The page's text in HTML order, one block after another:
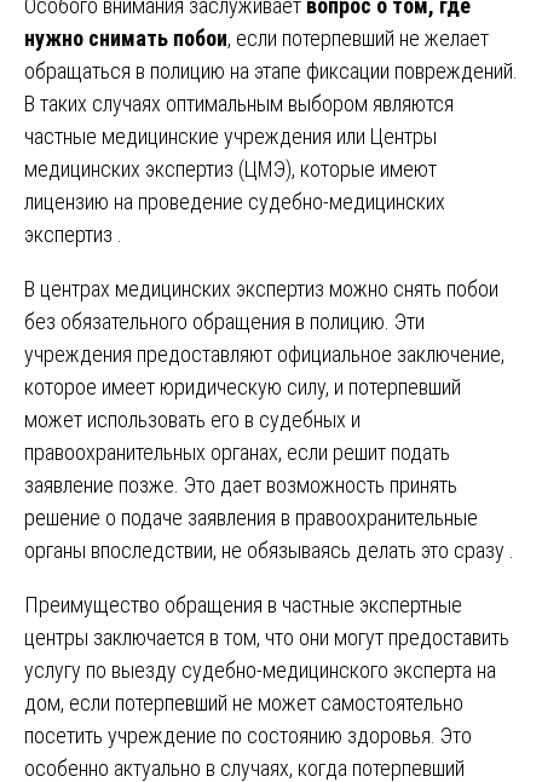
Особого внимания заслуживает вопрос о том, где
нужно снимать побои, если потерпевший не желает
обращаться в полицию на этапе фиксации повреждений.
В таких случаях оптимальным выбором являются
частные медицинские учреждения или Центры
медицинских экспертиз (ЦМЭ), которые имеют
лицензию на проведение судебно-медицинских
экспертиз .
В центрах медицинских экспертиз можно снять побои
без обязательного обращения в полицию. Эти
учреждения предоставляют официальное заключение,
которое имеет юридическую силу, и потерпевший
может использовать его в судебных и
правоохранительных органах, если решит подать
заявление позже. Это дает возможность принять
решение о подаче заявления в правоохранительные
органы впоследствии, не обязываясь делать это сразу .
Преимущество обращения в частные экспертные
центры заключается в том, что они могут предоставить
услугу по выезду судебно-медицинского эксперта на
дом, если потерпевший не может самостоятельно
посетить учреждение по состоянию здоровья. Это
особенно актуально в случаях, когда потерпевший